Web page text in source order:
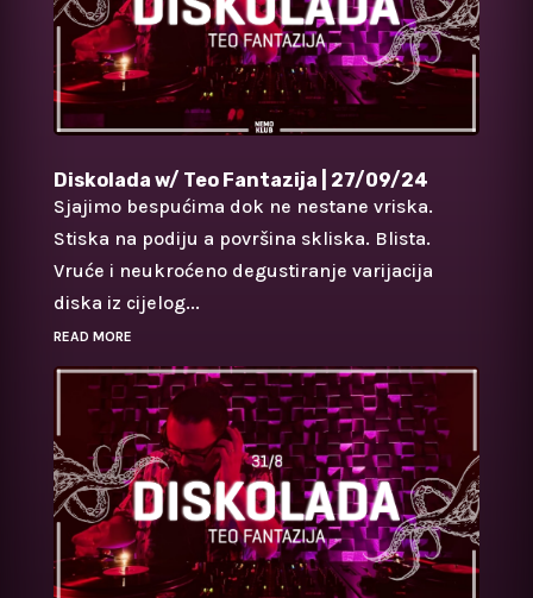
Diskolada w/ Teo Fantazija | 27/09/24
Sjajimo bespućima dok ne nestane vriska.
Stiska na podiju a površina skliska. Blista.
Vruće i neukroćeno degustiranje varijacija
diska iz cijelog...
READ MORE